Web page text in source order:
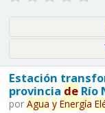
Estación
provincia deRío
por Agua y Energía